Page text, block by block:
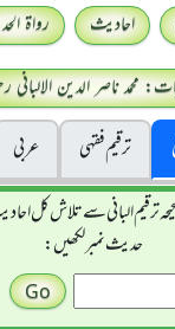
احادیث
رواۃ
محمد ناصر الدین الالبانی
ترقيم فقہی عربی
ترقیم البانی سے تلاش کل احادیث
حدیث نمبر لکھیں: